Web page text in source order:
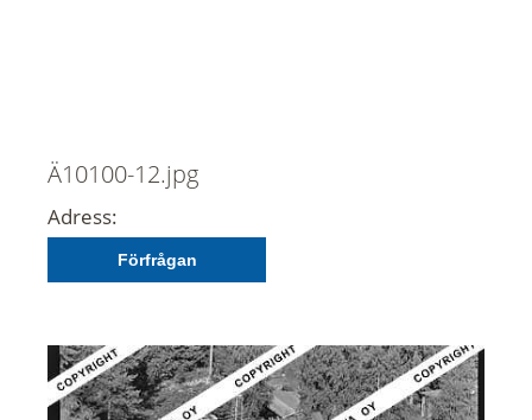
Ä10100-12.jpg
Adress:
Förfrågan